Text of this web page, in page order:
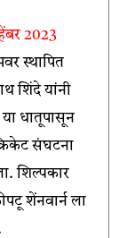
2023
स्थापित
शिंदे यांनी
धातूपासून
संघटना
शिल्पकार
शेंनवार्न ला